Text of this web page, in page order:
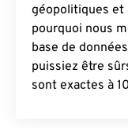
géopolitiques et
pourquoi nous
base de
puissiez être
sont exactes à